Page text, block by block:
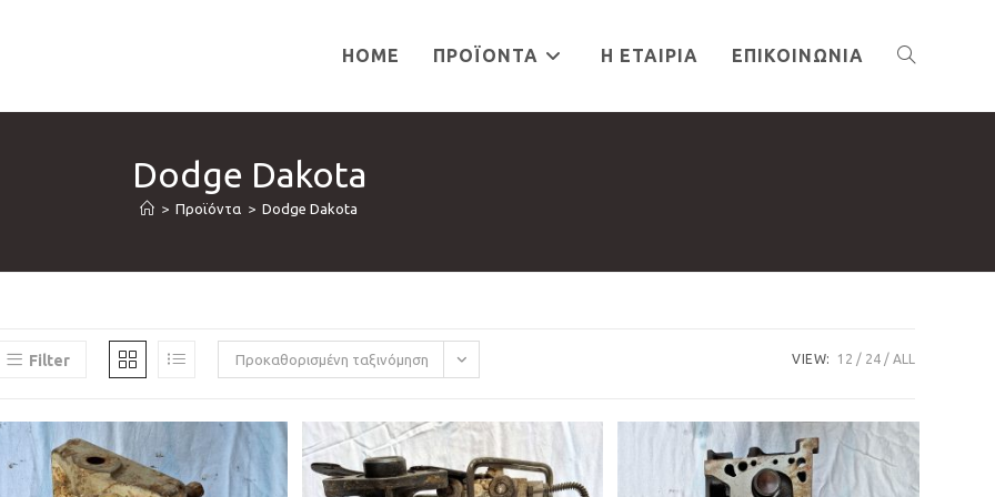
HOME ΠΡΟΪΌΝΤΑ Η ΕΤΑΙΡΊΑ ΕΠΙΚΟΙΝΩΝΊΑ TOGGLE
SEARCH
Dodge Dakota
> Προϊόντα > Dodge Dakota
Filter Προκαθορισμένη ταξινόμηση VIEW: 12 24 ALL